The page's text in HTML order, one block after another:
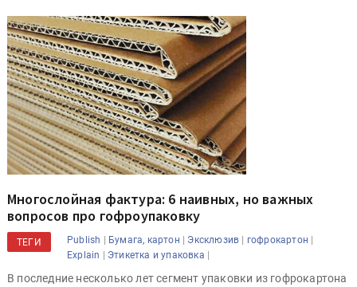
Многослойная фактура: 6 наивных, но важных
вопросов про гофроупаковку
ТЕГИ Publish | Бумага, картон | Эксклюзив | гофрокартон |
Explain | Этикетка и упаковка |
В последние несколько лет сегмент упаковки из гофрокартона